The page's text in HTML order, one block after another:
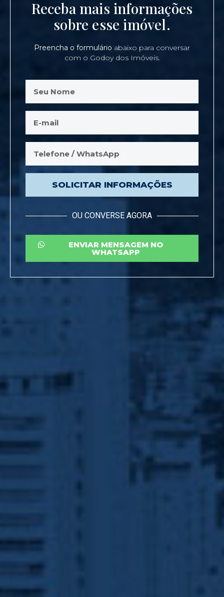
Receba mais informações
sobre esse imóvel.
Preencha o formulário abaixo para conversar
com o Godoy dos Imóveis.
SOLICITAR INFORMAÇÕES
OU CONVERSE AGORA
ENVIAR MENSAGEM NO
WHATSAPP